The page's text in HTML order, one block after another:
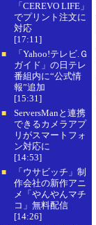
「CEREVO LIFE」
でプリント注文に
対応
[17:11]
■
「Yahoo!テレビ.Ｇ
ガイド」の日テレ
番組内に“公式情
報”追加
[15:31]
■
ServersManと連携
できるカメラアプ
リがスマートフォ
ン対応に
[14:53]
■
「ウサビッチ」制
作会社の新作アニ
メ「やんやんマチ
コ」無料配信
[14:26]